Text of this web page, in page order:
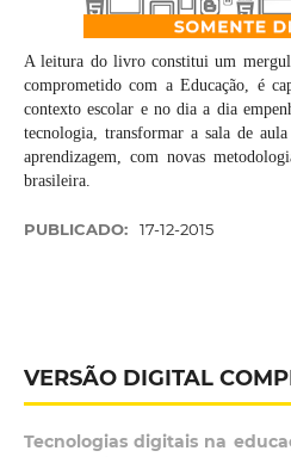
A leitura do livro constitui um
comprometido com a Educação, é
contexto escolar e no dia a dia
tecnologia, transformar a sala de
aprendizagem, com novas
brasileira.
PUBLICADO: 17-12-2015
VERSÃO DIGITAL
Tecnologias digitais na